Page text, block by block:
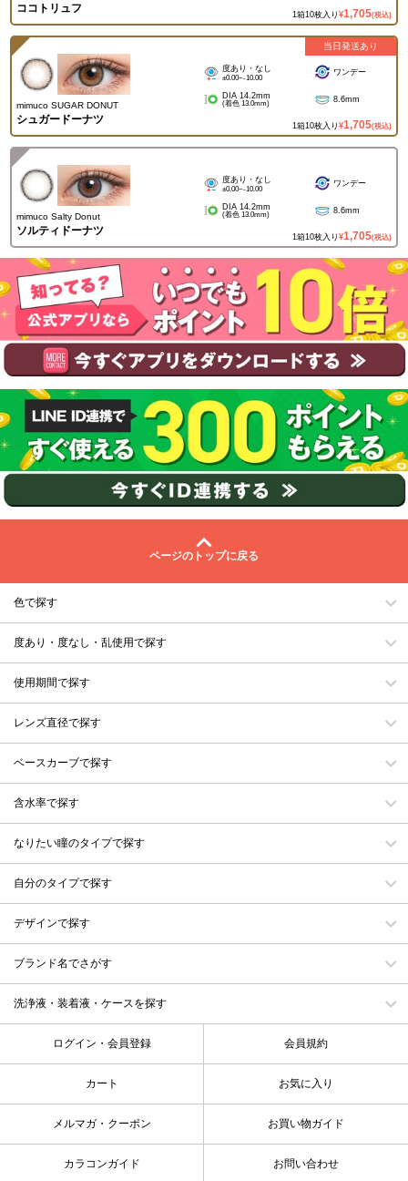
ココトリュフ 1箱10枚入り ¥1,705(税込)
mimuco SUGAR DONUT
シュガードーナツ
度あり・なし
±0.00~-10.00
ワンデー
DIA 14.2mm
(着色 13.0mm) 8.6mm
1箱10枚入り ¥1,705(税込)
当日発送あり
mimuco Salty Donut
ソルティドーナツ
度あり・なし
±0.00~-10.00
ワンデー
DIA 14.2mm
(着色 13.0mm) 8.6mm
1箱10枚入り ¥1,705(税込)
ページのトップに戻る
色で探す
度あり・度なし・乱使用で探す
使用期間で探す
レンズ直径で探す
ベースカーブで探す
含水率で探す
なりたい瞳のタイプで探す
自分のタイプで探す
デザインで探す
ブランド名でさがす
洗浄液・装着液・ケースを探す
ログイン・会員登録 会員規約
カート お気に入り
メルマガ・クーポン お買い物ガイド
カラコンガイド お問い合わせ